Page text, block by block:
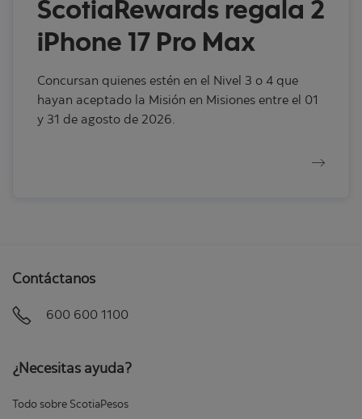
ScotiaRewards regala 2
iPhone 17 Pro Max
Concursan quienes estén en el Nivel 3 o 4 que
hayan aceptado la Misión en Misiones entre el 01
y 31 de agosto de 2026.
Contáctanos
600 600 1100
¿Necesitas ayuda?
Todo sobre ScotiaPesos